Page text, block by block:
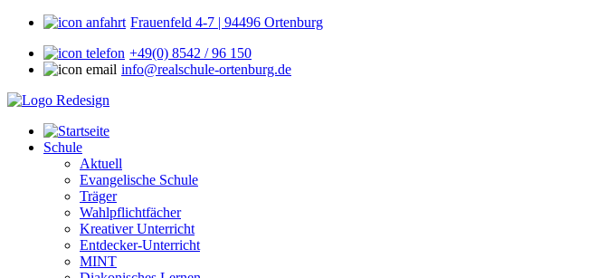
Frauenfeld 4-7 | 94496 Ortenburg
+49(0) 8542 / 96 150
info@realschule-ortenburg.de
Schule
Aktuell
Evangelische Schule
Träger
Wahlpflichtfächer
Kreativer Unterricht
Entdecker-Unterricht
MINT